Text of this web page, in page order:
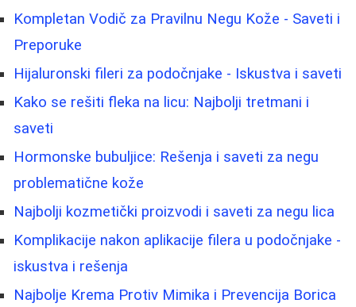
Kompletan Vodič za Pravilnu Negu Kože - Saveti i
Preporuke
Hijaluronski fileri za podočnjake - Iskustva i saveti
Kako se rešiti fleka na licu: Najbolji tretmani i
saveti
Hormonske bubuljice: Rešenja i saveti za negu
problematične kože
Najbolji kozmetički proizvodi i saveti za negu lica
Komplikacije nakon aplikacije filera u podočnjake -
iskustva i rešenja
Najbolje Krema Protiv Mimika i Prevencija Borica